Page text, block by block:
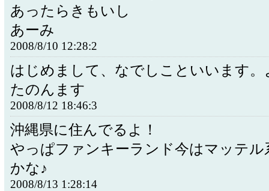
あったらきもいし
あーみ
2008/8/10 12:28:2
はじめまして、なでしこといいます。
たのんます
2008/8/12 18:46:3
沖縄県に住んでるよ！
やっぱファンキーランド今はマッテル
かな♪
2008/8/13 1:28:14